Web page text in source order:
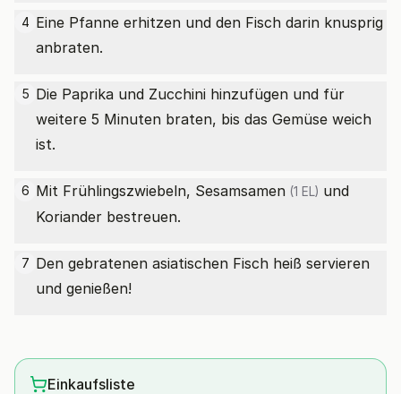
4 Eine Pfanne erhitzen und den Fisch darin knusprig
anbraten.
5 Die Paprika und Zucchini hinzufügen und für
weitere 5 Minuten braten, bis das Gemüse weich
ist.
6 Mit Frühlingszwiebeln, Sesamsamen (1 EL) und
Koriander bestreuen.
7 Den gebratenen asiatischen Fisch heiß servieren
und genießen!
Einkaufsliste